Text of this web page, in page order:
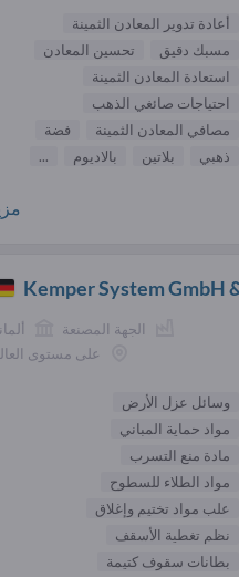
أعادة تدوير المعادن الثمينة
مسبك دقيق
تحسين المعادن
استعادة المعادن الثمينة
احتياجات صائغي الذهب
مصافي المعادن الثمينة
فضة
ذهبي
بلاتين بالاديوم ...
Kemper System GmbH
الجهة المصنعة
على مستوى
وسائل عزل الأرض
مواد حماية المباني
مادة منع التسرب
مواد الطلاء للسطوح
علب مواد تختيم وإغلاق
نظم تغطية الأسقف
بطانات سقوف كتيمة